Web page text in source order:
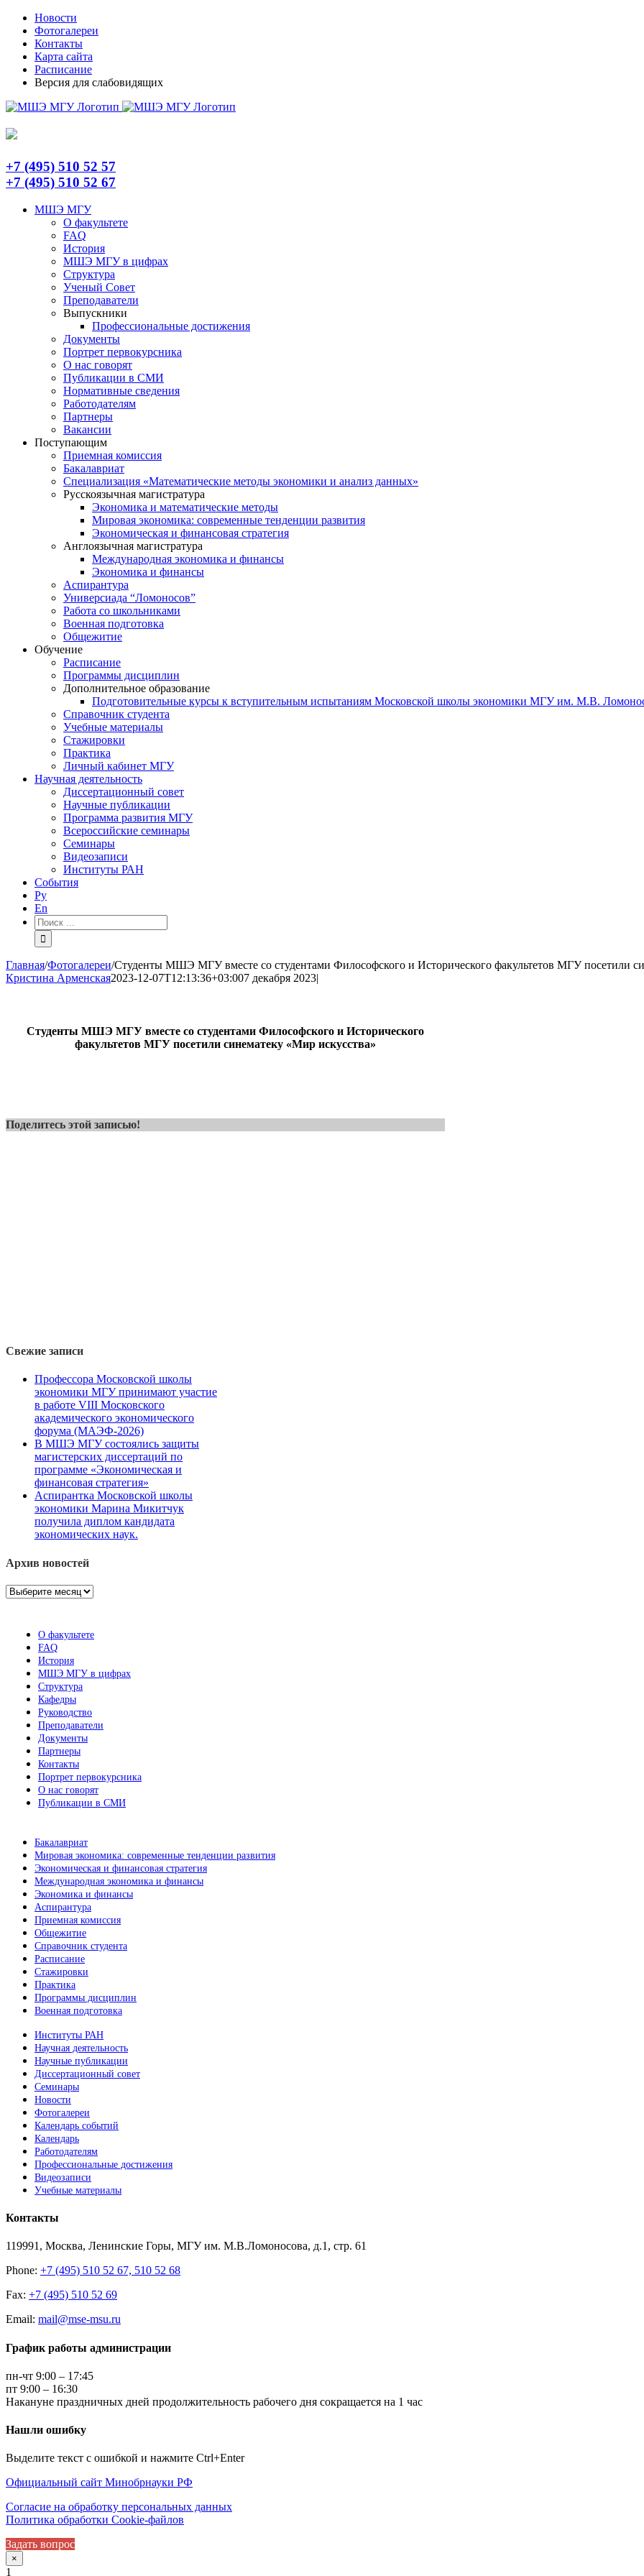
Skip
content
TelegramНовости
Фотогалереи
Контакты
Карта сайта
Расписание
Версия для слабовидящих
+7 (495) 510 52 57
+7 (495) 510 52 67
МШЭ МГУ
О факультете
FAQ
История
МШЭ МГУ в цифрах
Структура
Ученый Совет
Преподаватели
Выпускники
Профессиональные достижения
Документы
Портрет первокурсника
О нас говорят
Публикации в СМИ
Нормативные сведения
Работодателям
Партнеры
Вакансии
Поступающим
Приемная комиссия
Бакалавриат
Специализация «Математические методы экономики и анализ данных»
Русскоязычная магистратура
Экономика и математические методы
Мировая экономика: современные тенденции развития
Экономическая и финансовая стратегия
Англоязычная магистратура
Международная экономика и финансы
Экономика и финансы
Аспирантура
Универсиада “Ломоносов”
Работа со школьниками
Военная подготовка
Общежитие
Обучение
Расписание
Программы дисциплин
Дополнительное образование
Подготовительные курсы к вступительным испытаниям Московской школы экономики МГУ им. М.В.
Справочник студента
Учебные материалы
Стажировки
Практика
Личный кабинет МГУ
Научная деятельность
Диссертационный совет
Научные публикации
Программа развития МГУ
Всероссийские семинары
Семинары
Видеозаписи
Институты РАН
События
Ру
En
Результат
поиска:
Главная/Фотогалереи/Студенты МШЭ МГУ вместе со студентами Философского и Исторического факультетов МГУ посетили
Кристина Арменская2023-12-07T12:13:36+03:007 декабря 2023|
Студенты МШЭ МГУ вместе со студентами Философского и Исторического
факультетов МГУ посетили синематеку «Мир искусства»
Поделитесь этой записью!
Свежие записи
Профессора Московской школы
экономики МГУ принимают участие
в работе VIII Московского
академического экономического
форума (МАЭФ-2026)
В МШЭ МГУ состоялись защиты
магистерских диссертаций по
программе «Экономическая и
финансовая стратегия»
Аспирантка Московской школы
экономики Марина Микитчук
получила диплом кандидата
экономических наук.
Архив новостей
Архив
О факультете
FAQ
История
МШЭ МГУ в цифрах
Структура
Кафедры
Руководство
Преподаватели
Документы
Партнеры
Контакты
Портрет первокурсника
О нас говорят
Публикации в СМИ
Бакалавриат
Мировая экономика: современные тенденции развития
Экономическая и финансовая стратегия
Международная экономика и финансы
Экономика и финансы
Аспирантура
Приемная комиссия
Общежитие
Справочник студента
Расписание
Стажировки
Практика
Программы дисциплин
Военная подготовка
Институты РАН
Научная деятельность
Научные публикации
Диссертационный совет
Семинары
Новости
Фотогалереи
Календарь событий
Календарь
Работодателям
Профессиональные достижения
Видеозаписи
Учебные материалы
Контакты
119991, Москва, Ленинские Горы, МГУ им. М.В.Ломоносова, д.1, стр. 61
Phone: +7 (495) 510 52 67, 510 52 68
Fax: +7 (495) 510 52 69
Email: mail@mse-msu.ru
График работы администрации
пн-чт 9:00 – 17:45
пт 9:00 – 16:30
Накануне праздничных дней продолжительность рабочего дня сокращается на 1 час
Нашли ошибку
Выделите текст с ошибкой и нажмите Ctrl+Enter
Официальный сайт Минобрнауки РФ
Согласие на обработку персональных данных
Политика обработки Cookie-файлов
Задать вопрос
×
1